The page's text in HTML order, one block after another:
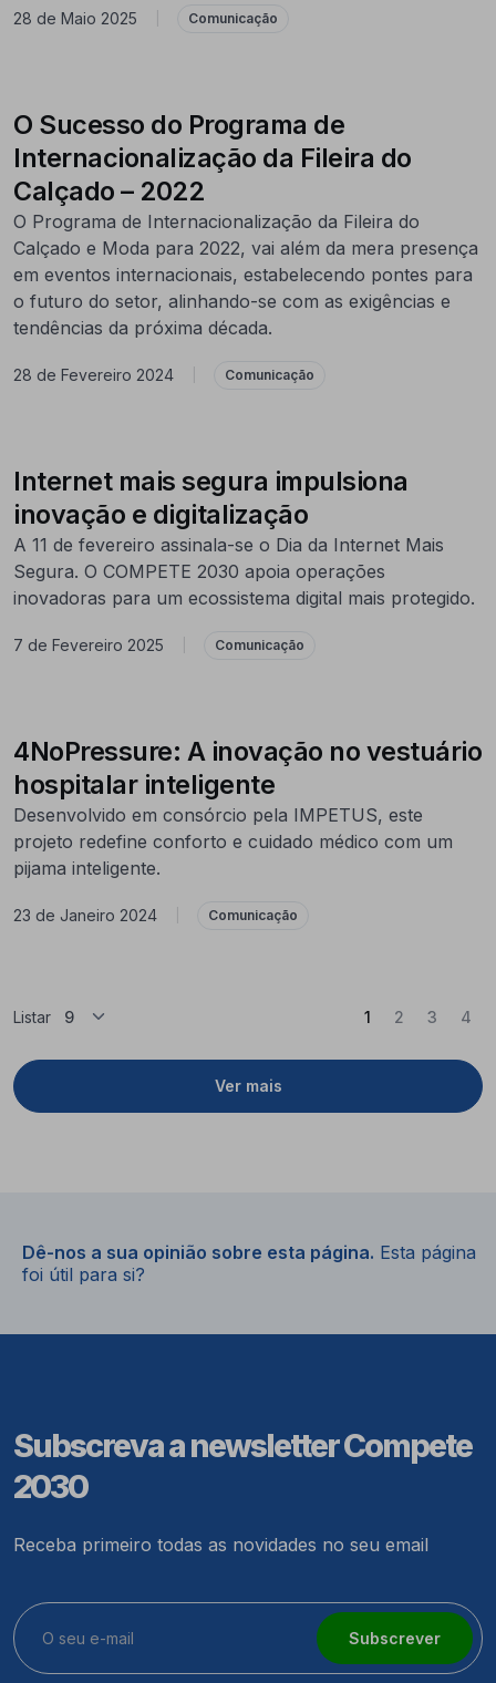
28 de Maio 2025 Comunicação
O Sucesso do Programa de
Internacionalização da Fileira do
Calçado – 2022
O Programa de Internacionalização da Fileira do
Calçado e Moda para 2022, vai além da mera presença
em eventos internacionais, estabelecendo pontes para
o futuro do setor, alinhando-se com as exigências e
tendências da próxima década.
28 de Fevereiro 2024 Comunicação
Internet mais segura impulsiona
inovação e digitalização
A 11 de fevereiro assinala-se o Dia da Internet Mais
Segura. O COMPETE 2030 apoia operações
inovadoras para um ecossistema digital mais protegido.
7 de Fevereiro 2025 Comunicação
4NoPressure: A inovação no vestuário
hospitalar inteligente
Desenvolvido em consórcio pela IMPETUS, este
projeto redefine conforto e cuidado médico com um
pijama inteligente.
23 de Janeiro 2024 Comunicação
Listar
Ver mais
1 (Atual)
2 3 4
Dê-nos a sua opinião sobre esta página. Esta página
foi útil para si?
Subscreva a newsletter Compete
2030
Receba primeiro todas as novidades no seu email
Subscrever